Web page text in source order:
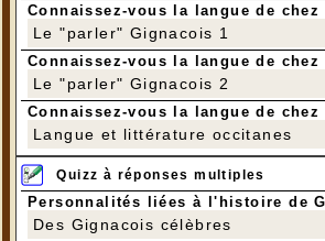
Connaissez-vous la langue de chez
Le "parler" Gignacois 1
Connaissez-vous la langue de chez
Le "parler" Gignacois 2
Connaissez-vous la langue de chez
Langue et littérature occitanes
Quizz à réponses multiples
Personnalités liées à l'histoire de
Des Gignacois célèbres